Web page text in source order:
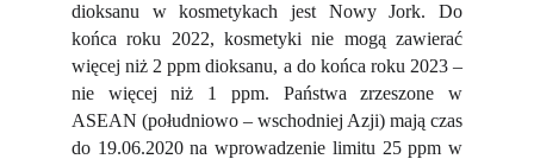
dioksanu w kosmetykach jest Nowy Jork. Do
końca roku 2022, kosmetyki nie mogą zawierać
więcej niż 2 ppm dioksanu, a do końca roku 2023 –
nie więcej niż 1 ppm. Państwa zrzeszone w
ASEAN (południowo – wschodniej Azji) mają czas
do 19.06.2020 na wprowadzenie limitu 25 ppm w